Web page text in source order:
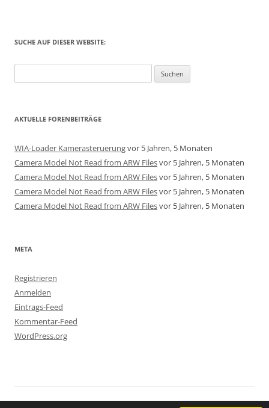
SUCHE AUF DIESER WEBSITE:
nach:
AKTUELLE FORENBEITRÄGE
WIA-Loader Kamerasteruerungvor 5 Jahren, 5 Monaten
Camera Model Not Read from ARW Filesvor 5 Jahren, 5 Monaten
Camera Model Not Read from ARW Filesvor 5 Jahren, 5 Monaten
Camera Model Not Read from ARW Filesvor 5 Jahren, 5 Monaten
Camera Model Not Read from ARW Filesvor 5 Jahren, 5 Monaten
META
Registrieren
Anmelden
Eintrags-Feed
Kommentar-Feed
WordPress.org